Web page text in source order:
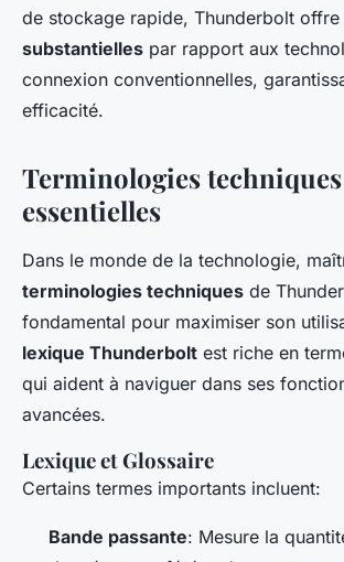
de stockage rapide, Thunderbolt offre
substantielles par rapport aux
connexion conventionnelles,
efficacité.
Terminologies techniques
essentielles
Dans le monde de la technologie,
terminologies techniques de
fondamental pour maximiser son
lexique Thunderbolt est riche en
qui aident à naviguer dans ses
avancées.
Lexique et Glossaire
Certains termes importants incluent:
Bande passante: Mesure la